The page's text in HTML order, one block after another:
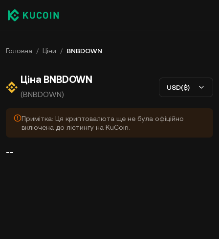
Головна / Ціни / BNBDOWN
Ціна BNBDOWN
(BNBDOWN)
USD($)
Примітка: Ця криптовалюта ще не була офіційно
включена до лістингу на KuCoin.
--